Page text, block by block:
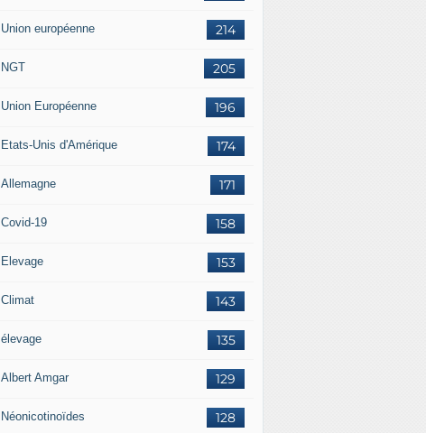
214
Union européenne
205
NGT
196
Union Européenne
174
Etats-Unis d'Amérique
171
Allemagne
158
Covid-19
153
Elevage
143
Climat
135
élevage
129
Albert Amgar
128
Néonicotinoïdes